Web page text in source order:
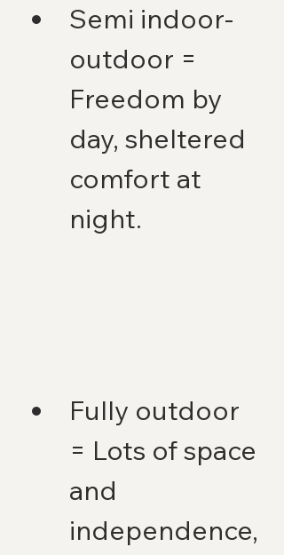
Semi indoor-
outdoor =
Freedom by
day, sheltered
comfort at
night.
Fully outdoor
= Lots of space
and
independence,